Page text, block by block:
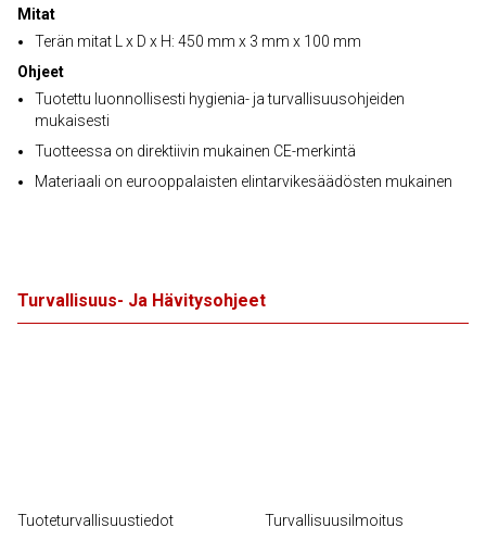
Mitat
Terän mitat L x D x H: 450 mm x 3 mm x 100 mm
Ohjeet
Tuotettu luonnollisesti hygienia- ja turvallisuusohjeiden
mukaisesti
Tuotteessa on direktiivin mukainen CE-merkintä
Materiaali on eurooppalaisten elintarvikesäädösten mukainen
Turvallisuus- Ja Hävitysohjeet
Tuoteturvallisuustiedot
Turvallisuusilmoitus